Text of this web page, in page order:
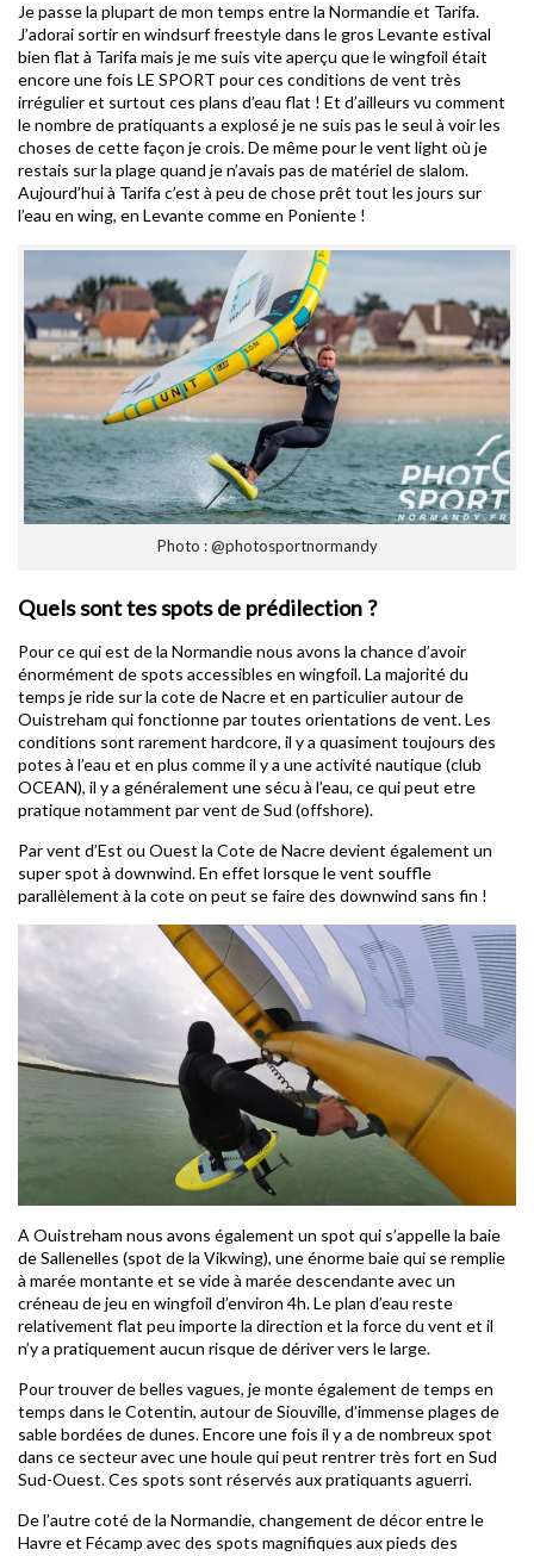
Je passe la plupart de mon temps entre la Normandie et Tarifa.
J’adorai sortir en windsurf freestyle dans le gros Levante estival
bien flat à Tarifa mais je me suis vite aperçu que le wingfoil était
encore une fois LE SPORT pour ces conditions de vent très
irrégulier et surtout ces plans d’eau flat ! Et d’ailleurs vu comment
le nombre de pratiquants a explosé je ne suis pas le seul à voir les
choses de cette façon je crois. De même pour le vent light où je
restais sur la plage quand je n’avais pas de matériel de slalom.
Aujourd’hui à Tarifa c’est à peu de chose prêt tout les jours sur
l’eau en wing, en Levante comme en Poniente !
Photo : @photosportnormandy
Quels sont tes spots de prédilection ?
Pour ce qui est de la Normandie nous avons la chance d’avoir
énormément de spots accessibles en wingfoil. La majorité du
temps je ride sur la cote de Nacre et en particulier autour de
Ouistreham qui fonctionne par toutes orientations de vent. Les
conditions sont rarement hardcore, il y a quasiment toujours des
potes à l’eau et en plus comme il y a une activité nautique (club
OCEAN), il y a généralement une sécu à l’eau, ce qui peut etre
pratique notamment par vent de Sud (offshore).
Par vent d’Est ou Ouest la Cote de Nacre devient également un
super spot à downwind. En effet lorsque le vent souffle
parallèlement à la cote on peut se faire des downwind sans fin !
A Ouistreham nous avons également un spot qui s’appelle la baie
de Sallenelles (spot de la Vikwing), une énorme baie qui se remplie
à marée montante et se vide à marée descendante avec un
créneau de jeu en wingfoil d’environ 4h. Le plan d’eau reste
relativement flat peu importe la direction et la force du vent et il
n’y a pratiquement aucun risque de dériver vers le large.
Pour trouver de belles vagues, je monte également de temps en
temps dans le Cotentin, autour de Siouville, d’immense plages de
sable bordées de dunes. Encore une fois il y a de nombreux spot
dans ce secteur avec une houle qui peut rentrer très fort en Sud
Sud-Ouest. Ces spots sont réservés aux pratiquants aguerri.
De l’autre coté de la Normandie, changement de décor entre le
Havre et Fécamp avec des spots magnifiques aux pieds des